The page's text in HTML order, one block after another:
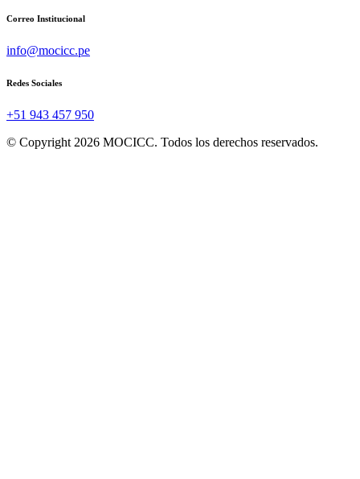
Correo Institucional
info@mocicc.pe
Redes Sociales
+51 943 457 950
© Copyright 2026 MOCICC. Todos los derechos reservados.